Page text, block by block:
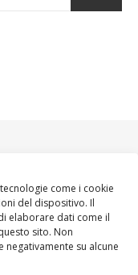
come i cookie
del dispositivo. Il
elaborare dati come il
sito. Non
su alcune